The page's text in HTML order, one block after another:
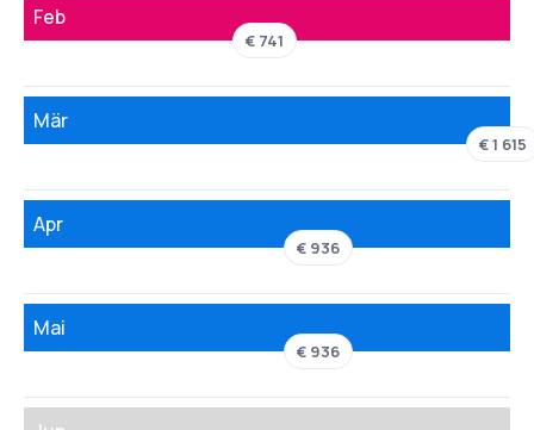
Feb
€ 741
Mär
€ 1 615
Apr
€ 936
Mai
€ 936